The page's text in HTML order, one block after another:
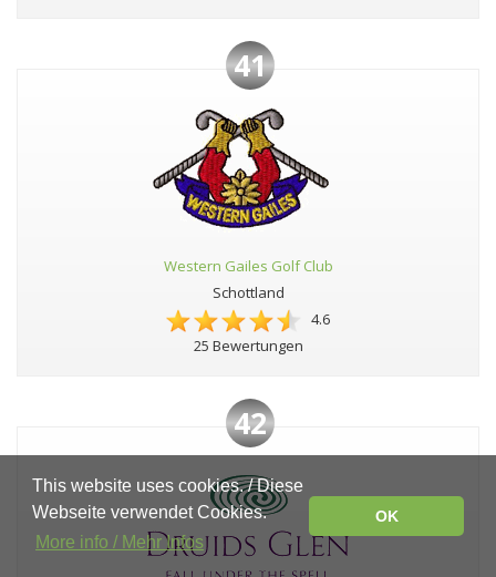
41
Western Gailes Golf Club
Schottland
4.6
25 Bewertungen
42
This website uses cookies. / Diese
Webseite verwendet Cookies.
More info / Mehr Infos
OK